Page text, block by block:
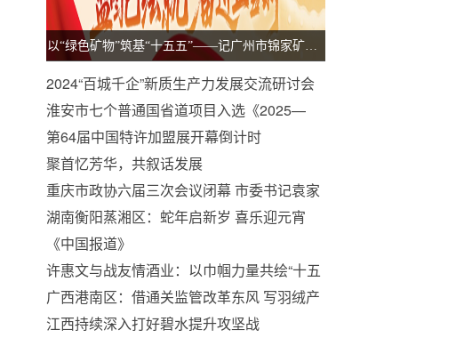
以“绿色矿物”筑基“十五五”——记广州市锦家矿业工贸有限公司创始人陈锦的创新实践与时代担当
2024“百城千企”新质生产力发展交流研讨会
在京举办
淮安市七个普通国省道项目入选《2025—
2027年 全省普通国省道重点建设项目库》，
位居全省第二
第64届中国特许加盟展开幕倒计时
聚首忆芳华，共叙话发展
重庆市政协六届三次会议闭幕 市委书记袁家
军出席
湖南衡阳蒸湘区：蛇年启新岁 喜乐迎元宵
《中国报道》
许惠文与战友情酒业：以巾帼力量共绘“十五
五”高质量发展新篇章
广西港南区：借通关监管改革东风 写羽绒产
业发展篇章
江西持续深入打好碧水提升攻坚战